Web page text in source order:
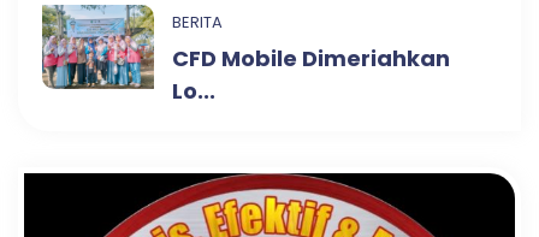
BERITA
CFD Mobile Dimeriahkan
Lo...